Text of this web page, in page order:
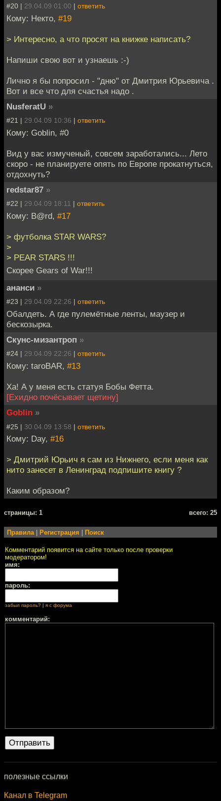
#20 | 29.04.09 01:00 | ответить
Кому: Некто, #19
> Интересно, а что просят на книжке написать?
Напиши свою вот и узнаешь :-)
Лично я бы попросил - "дню" от Дмитрия Юрьевича .
Вот и все что для счастья надо .
NusferatU »
#21 | 29.04.09 10:36 | ответить
Кому: Goblin, #0
Вид у вас измученый, совсем заработались... Лето
скоро - не планируете опять по Европе прокатнуться,
отдохнуть?
redstar87 »
#22 | 29.04.09 18:11 | ответить
Кому: B@rd, #17
> футболка STAR WARS?
>
> PEAR STARS !!!
Скорее Gears of War!!!
ананси »
#23 | 29.04.09 22:26 | ответить
Обалдеть. А где пулемётные ленты, маузер и
бескозырка.
Скунс-мизантроп »
#24 | 29.04.09 22:26 | ответить
Кому: taroBAR, #13
Ха! А у меня есть статуя Бобы Фетта.
[Ехидно почёсывает щетину]
Goblin »
#25 | 30.04.09 13:58 | ответить
Кому: Day, #16
> Дмитрий Юрьич я сам из Нижнего, если меня как
нито занесет в Ленинград подпишите книгу ?
Каким образом?
cтраницы: 1 всего: 25
Правила| Регистрация Поиск
Комментарий появится на сайте только после проверки
модератором!
имя:
пароль:
забыл пароль? я с форума
комментарий:
полезные ссылки
Канал в Telegram